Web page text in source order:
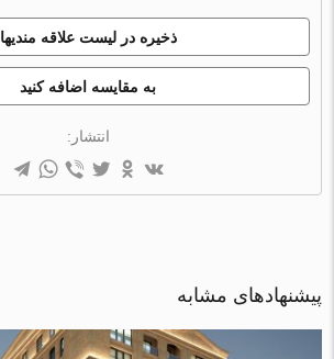
ذخیره در لیست علاقه مندیها
به مقایسه اضافه کنید
انتشار:
پیشنهادهای مشابه